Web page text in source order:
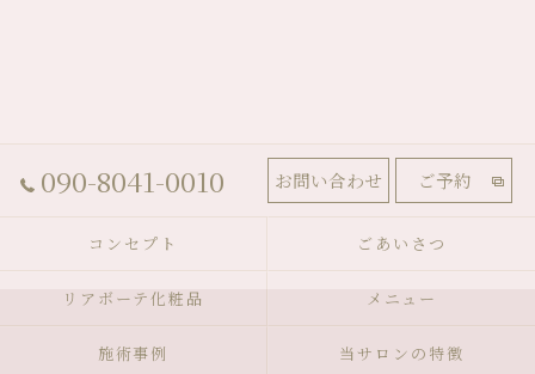
090-8041-0010 お問い合わせ ご予約
コンセプト ごあいさつ
リアボーテ化粧品 メニュー
施術事例 当サロンの特徴